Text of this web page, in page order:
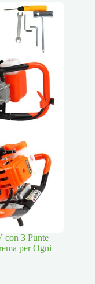
con 3 Punte
per Ogni